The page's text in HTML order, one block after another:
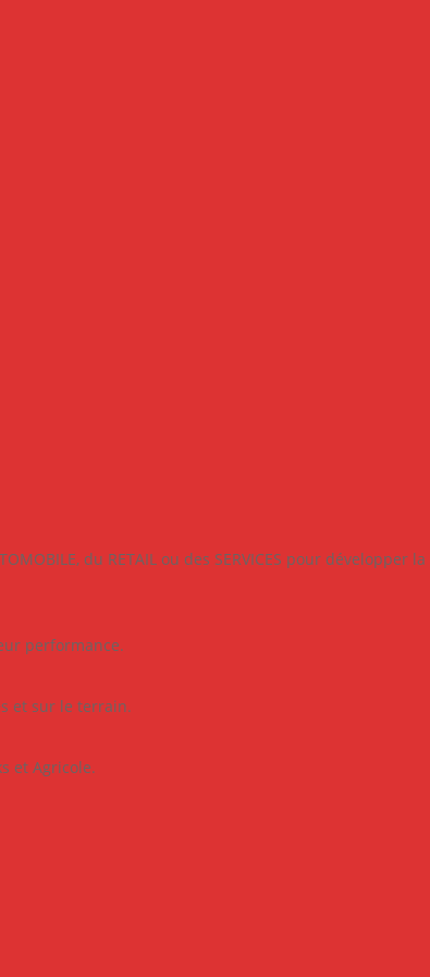
du RETAIL ou des SERVICES pour développer la
performance.
et sur le terrain.
et Agricole.